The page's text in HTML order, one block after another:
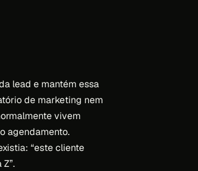
lead e mantém essa
de marketing nem
vivem
agendamento.
“este cliente